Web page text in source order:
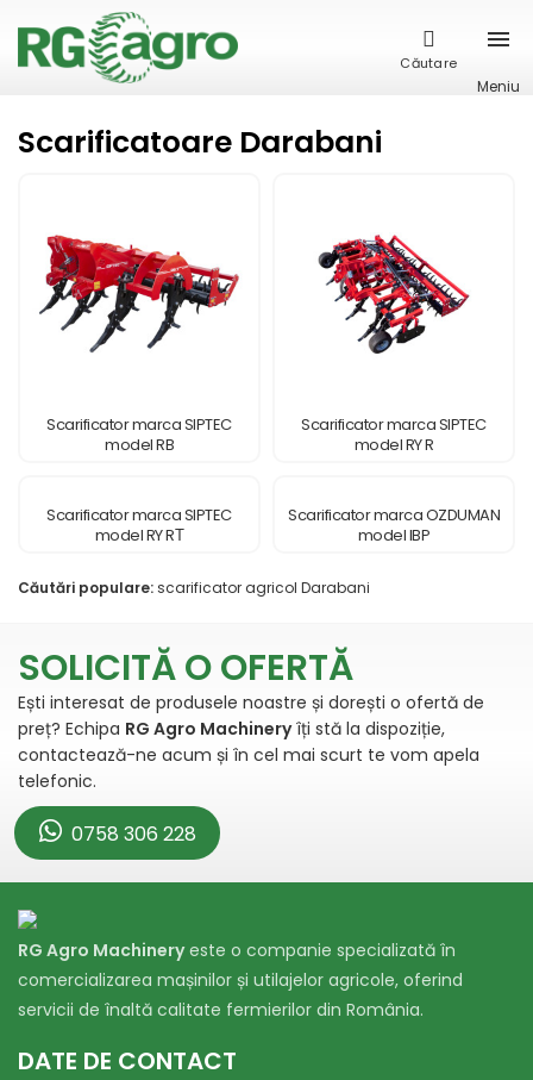
Căutare
Meniu
Scarificatoare Darabani
Scarificator marca SIPTEC
model RB
Scarificator marca SIPTEC
model RY R
Scarificator marca SIPTEC
model RY RТ
Scarificator marca OZDUMAN
model IBP
Căutări populare:scarificator agricol Darabani
SOLICITĂ O OFERTĂ
Ești interesat de produsele noastre și dorești o ofertă de
preț? Echipa RG Agro Machineryîți stă la dispoziție,
contactează-ne acum și în cel mai scurt te vom apela
telefonic.
0758 306 228
RG Agro Machineryeste o companie specializată în
comercializarea mașinilor și utilajelor agricole, oferind
servicii de înaltă calitate fermierilor din România.
DATE DE CONTACT